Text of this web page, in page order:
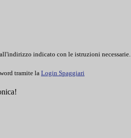
indicato con le istruzioni necessarie.
tramite la Login Spaggiari